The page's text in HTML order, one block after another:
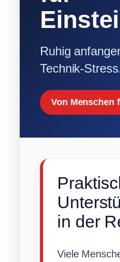
Ruhig
Technik-
Von Menschen
in der
Viele